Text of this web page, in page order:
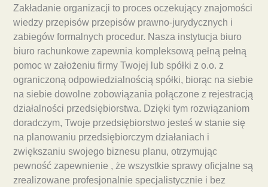
Zakładanie organizacji to proces oczekujący znajomości
wiedzy przepisów przepisów prawno-jurydycznych i
zabiegów formalnych procedur. Nasza instytucja biuro
biuro rachunkowe zapewnia kompleksową pełną pełną
pomoc w założeniu firmy Twojej lub spółki z o.o. z
ograniczoną odpowiedzialnością spółki, biorąc na siebie
na siebie dowolne zobowiązania połączone z rejestracją
działalności przedsiębiorstwa. Dzięki tym rozwiązaniom
doradczym, Twoje przedsiębiorstwo jesteś w stanie się
na planowaniu przedsiębiorczym działaniach i
zwiększaniu swojego biznesu planu, otrzymując
pewność zapewnienie , że wszystkie sprawy oficjalne są
zrealizowane profesjonalnie specjalistycznie i bez